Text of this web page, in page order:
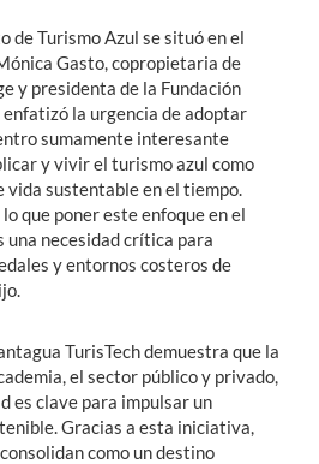
de Turismo Azul se situó en el
Gasto, copropietaria de
y presidenta de la Fundación
la urgencia de adoptar
sumamente interesante
y vivir el turismo azul como
vida sustentable en el tiempo.
que poner este enfoque en el
una necesidad crítica para
y entornos costeros de
TurisTech demuestra que la
el sector público y privado,
es clave para impulsar un
Gracias a esta iniciativa,
como un destino